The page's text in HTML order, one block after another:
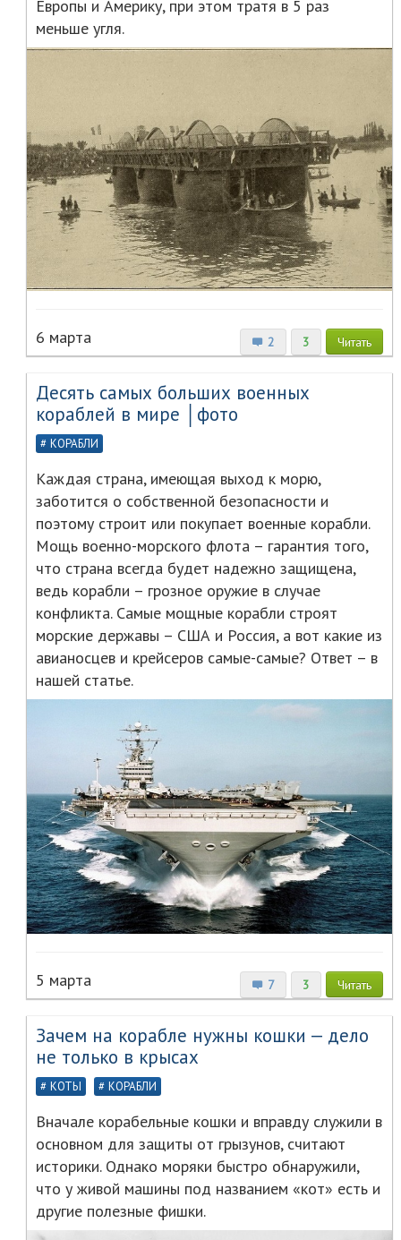
Европы и Америку, при этом тратя в 5 раз
меньше угля.
2 3 Читать
6 марта
Десять самых больших военных
кораблей в мире │фото
КОРАБЛИ
Каждая страна, имеющая выход к морю,
заботится о собственной безопасности и
поэтому строит или покупает военные корабли.
Мощь военно-морского флота – гарантия того,
что страна всегда будет надежно защищена,
ведь корабли – грозное оружие в случае
конфликта. Самые мощные корабли строят
морские державы – США и Россия, а вот какие из
авианосцев и крейсеров самые-самые? Ответ – в
нашей статье.
7 3 Читать
5 марта
Зачем на корабле нужны кошки — дело
не только в крысах
КОТЫ КОРАБЛИ
Вначале корабельные кошки и вправду служили в
основном для защиты от грызунов, считают
историки. Однако моряки быстро обнаружили,
что у живой машины под названием «кот» есть и
другие полезные фишки.